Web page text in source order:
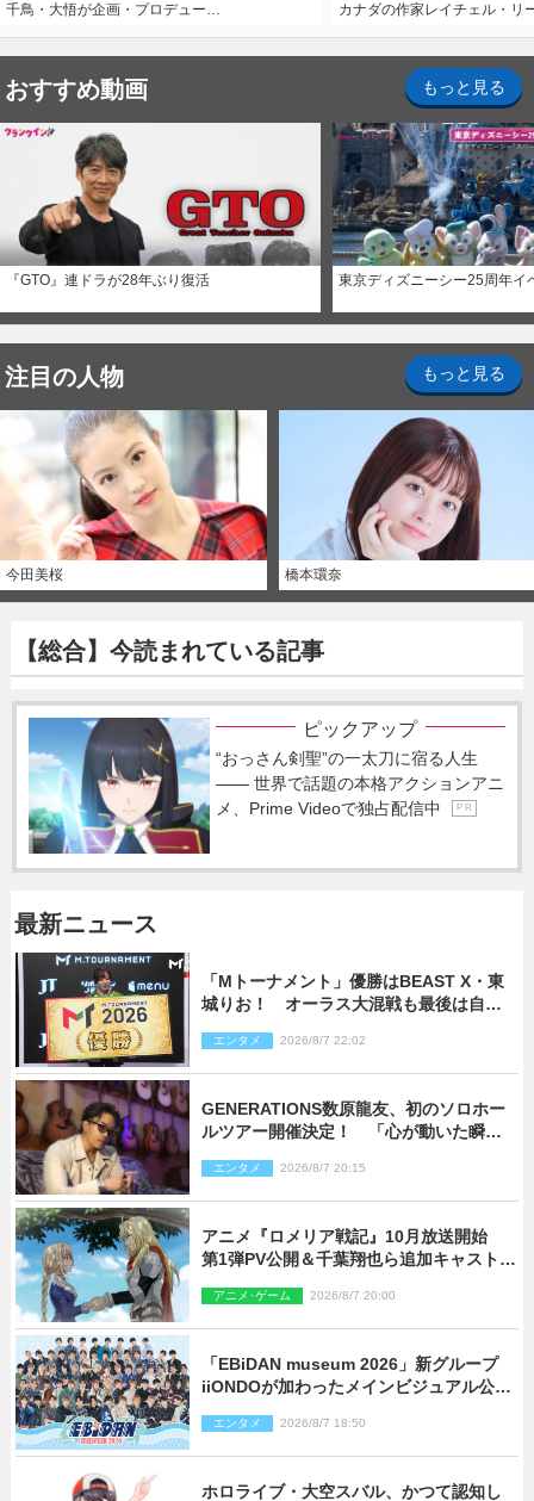
千鳥・大悟が企画・プロデュー…
カナダの作家レイチェル・リ
おすすめ動画 もっと見る
『GTO』連ドラが28年ぶり復活 東京ディズニーシー25周年イ
注目の人物 もっと見る
今田美桜 橋本環奈
【総合】今読まれている記事
ピックアップ
“おっさん剣聖”の一太刀に宿る人生
―― 世界で話題の本格アクションアニ
メ、Prime Videoで独占配信中
P R
最新ニュース
「Mトーナメント」優勝はBEAST X・東
城りお！ オーラス大混戦も最後は自ら
エンタメ 2026/8/7 22:02
GENERATIONS数原龍友、初のソロホー
ルツアー開催決定！ 「心が動いた瞬間
エンタメ 2026/8/7 20:15
アニメ『ロメリア戦記』10月放送開始
第1弾PV公開＆千葉翔也ら追加キャスト4
アニメ･ゲーム 2026/8/7 20:00
「EBiDAN museum 2026」新グループ
iiONDOが加わったメインビジュアル公
エンタメ 2026/8/7 18:50
ホロライブ・大空スバル、かつて認知し